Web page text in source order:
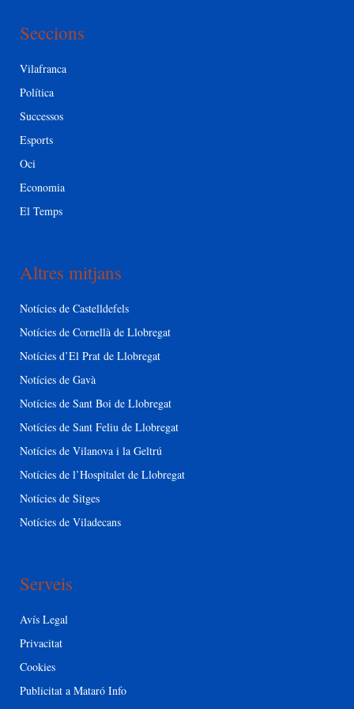
Seccions
Vilafranca
Política
Successos
Esports
Oci
Economia
El Temps
Altres mitjans
Notícies de Castelldefels
Notícies de Cornellà de Llobregat
Notícies d’El Prat de Llobregat
Notícies de Gavà
Notícies de Sant Boi de Llobregat
Notícies de Sant Feliu de Llobregat
Notícies de Vilanova i la Geltrú
Notícies de l’Hospitalet de Llobregat
Notícies de Sitges
Notícies de Viladecans
Serveis
Avís Legal
Privacitat
Cookies
Publicitat a Mataró Info